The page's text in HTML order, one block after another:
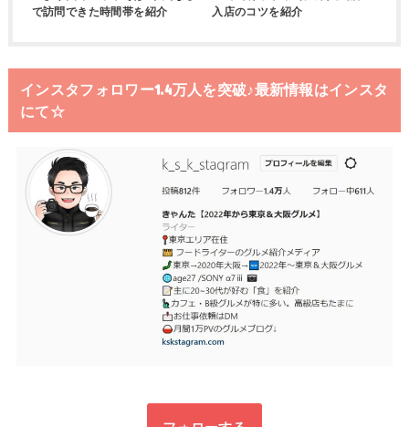
で訪問できた時間帯を紹介
入店のコツを紹介
インスタフォロワー1.4万人を突破♪最新情報はインスタ
にて☆